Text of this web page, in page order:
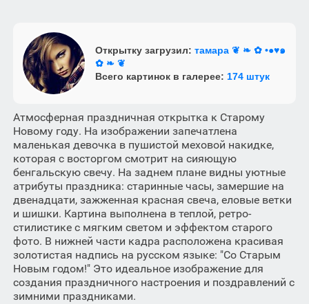
Открытку загрузил: тамара ❦ ❧ ✿ •●♥๑
✿ ❧ ❦
Всего картинок в галерее: 174 штук
Атмосферная праздничная открытка к Старому
Новому году. На изображении запечатлена
маленькая девочка в пушистой меховой накидке,
которая с восторгом смотрит на сияющую
бенгальскую свечу. На заднем плане видны уютные
атрибуты праздника: старинные часы, замершие на
двенадцати, зажженная красная свеча, еловые ветки
и шишки. Картина выполнена в теплой, ретро-
стилистике с мягким светом и эффектом старого
фото. В нижней части кадра расположена красивая
золотистая надпись на русском языке: "Со Старым
Новым годом!" Это идеальное изображение для
создания праздничного настроения и поздравлений с
зимними праздниками.